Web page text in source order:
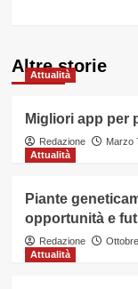
Altre storie
Attualità
Migliori app per
Redazione
Marzo
Attualità
Piante
opportunità e
Redazione
Attualità